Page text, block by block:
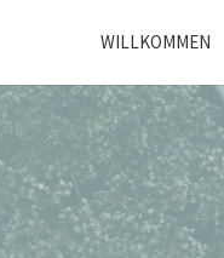
WILLKOMMEN